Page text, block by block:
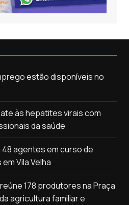
estão disponíveis no
às hepatites virais com
da saúde
agentes em curso de
Vila Velha
178 produtores na Praça
agricultura familiar e